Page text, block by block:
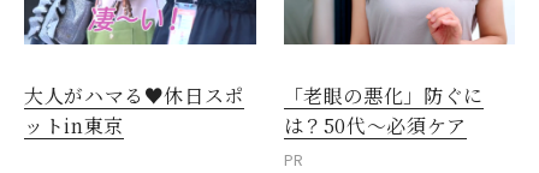
大人がハマる♥休日スポ
ットin東京
「老眼の悪化」防ぐに
は？50代～必須ケア
PR